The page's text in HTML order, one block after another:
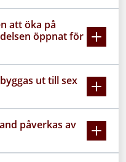
att öka på
öppnat för
ut till sex
påverkas av